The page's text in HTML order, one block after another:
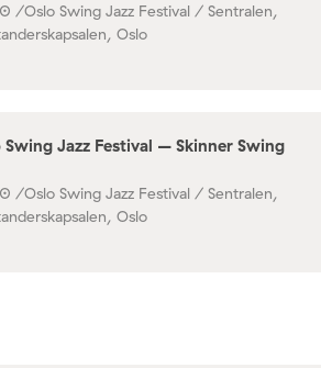
/Oslo Swing Jazz Festival / Sentralen,
Oslo
Swing Jazz Festival – Skinner Swing
/Oslo Swing Jazz Festival / Sentralen,
Oslo